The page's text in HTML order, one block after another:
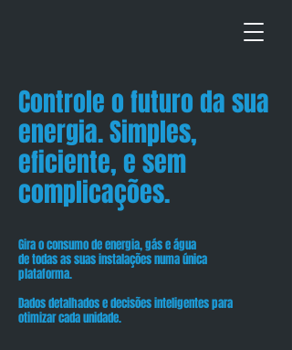
Controle o futuro da sua
energia. Simples,
eficiente, e sem
complicações.
Gira o consumo de energia, gás e água
de todas as suas instalações numa única
plataforma.
Dados detalhados e decisões inteligentes para
otimizar cada unidade.